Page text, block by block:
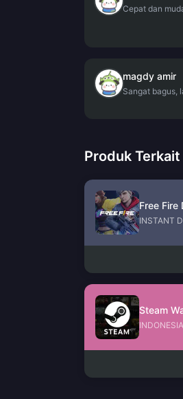
Cepat dan
magdy amir
Sangat bagus,
Produk Terkait
INSTANT
Steam
INDONESIA